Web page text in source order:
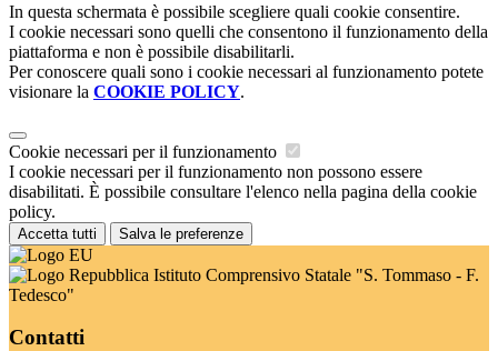
In questa schermata è possibile scegliere quali cookie consentire.
I cookie necessari sono quelli che consentono il funzionamento della
piattaforma e non è possibile disabilitarli.
Per conoscere quali sono i cookie necessari al funzionamento potete
visionare la COOKIE POLICY.
Cookie necessari per il funzionamento
I cookie necessari per il funzionamento non possono essere
disabilitati. È possibile consultare l'elenco nella pagina della cookie
policy.
Accetta tutti Salva le preferenze
Istituto Comprensivo Statale "S. Tommaso - F.
Tedesco"
Contatti